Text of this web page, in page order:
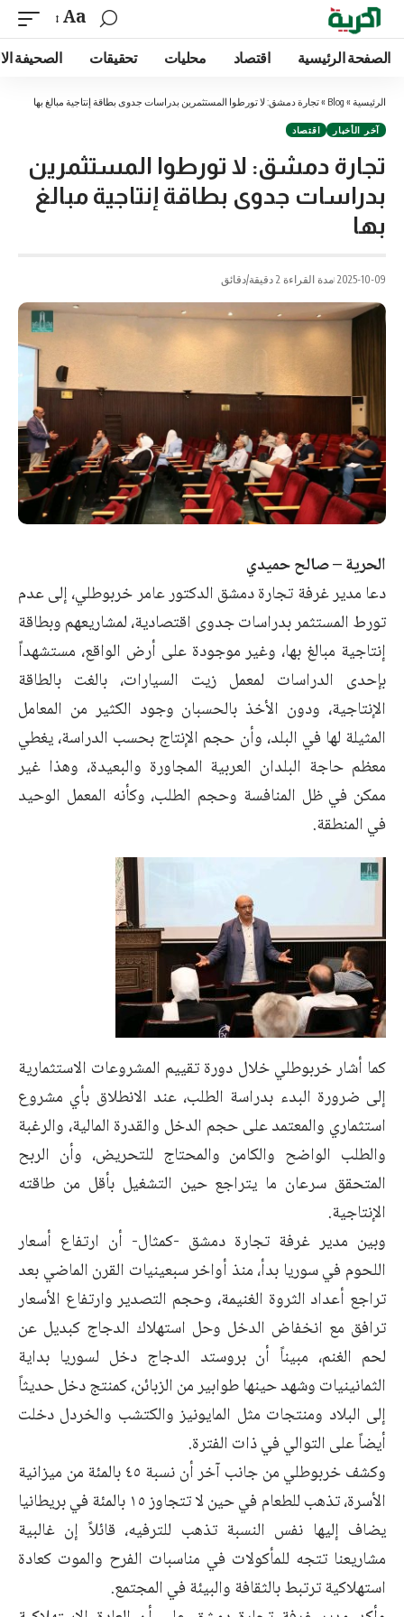
Aa
الصفحة الرئيسية اقتصاد محليات تحقيقات الصحيفة
الرئيسية »
Blog
»تجارة دمشق: لا تورطوا المستثمرين بدراسات جدوى بطاقة إنتاجية مبالغ بها
آخر الأخبار اقتصاد
تجارة دمشق: لا تورطوا المستثمرين
بدراسات جدوى بطاقة إنتاجية مبالغ
بها
2025-10-09 مدة القراءة 2 دقيقة/دقائق
الحرية – صالح حميدي
دعا مدير غرفة تجارة دمشق الدكتور عامر خربوطلي، إلى عدم
تورط المستثمر بدراسات جدوى اقتصادية، لمشاريعهم وبطاقة
إنتاجية مبالغ بها، وغير موجودة على أرض الواقع، مستشهداً
بإحدى الدراسات لمعمل زيت السيارات، بالغت بالطاقة
الإنتاجية، ودون الأخذ بالحسبان وجود الكثير من المعامل
المثيلة لها في البلد، وأن حجم الإنتاج بحسب الدراسة، يغطي
معظم حاجة البلدان العربية المجاورة والبعيدة، وهذا غير
ممكن في ظل المنافسة وحجم الطلب، وكأنه المعمل الوحيد
في المنطقة.
كما أشار خربوطلي خلال دورة تقييم المشروعات الاستثمارية
إلى ضرورة البدء بدراسة الطلب، عند الانطلاق بأي مشروع
استثماري والمعتمد على حجم الدخل والقدرة المالية، والرغبة
والطلب الواضح والكامن والمحتاج للتحريض، وأن الربح
المتحقق سرعان ما يتراجع حين التشغيل بأقل من طاقته
الإنتاجية.
وبين مدير غرفة تجارة دمشق -كمثال- أن ارتفاع أسعار
اللحوم في سوريا بدأ، منذ أواخر سبعينيات القرن الماضي بعد
تراجع أعداد الثروة الغنيمة، وحجم التصدير وارتفاع الأسعار
ترافق مع انخفاض الدخل وحل استهلاك الدجاج كبديل عن
لحم الغنم، مبيناً أن بروستد الدجاج دخل لسوريا بداية
الثمانينيات وشهد حينها طوابير من الزبائن، كمنتج دخل حديثاً
إلى البلاد ومنتجات مثل المايونيز والكتشب والخردل دخلت
أيضاً على التوالي في ذات الفترة.
وكشف خربوطلي من جانب آخر أن نسبة ٤٥ بالمئة من ميزانية
الأسرة، تذهب للطعام في حين لا تتجاوز ١٥ بالمئة في بريطانيا
يضاف إليها نفس النسبة تذهب للترفيه، قائلاً إن غالبية
مشاريعنا تتجه للمأكولات في مناسبات الفرح والموت كعادة
استهلاكية ترتبط بالثقافة والبيئة في المجتمع.